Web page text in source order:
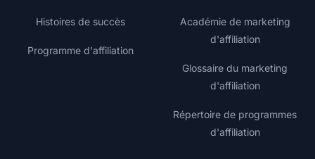
Histoires de succès
Programme d'affiliation
Académie de marketing
d'affiliation
Glossaire du marketing
d'affiliation
Répertoire de programmes
d'affiliation